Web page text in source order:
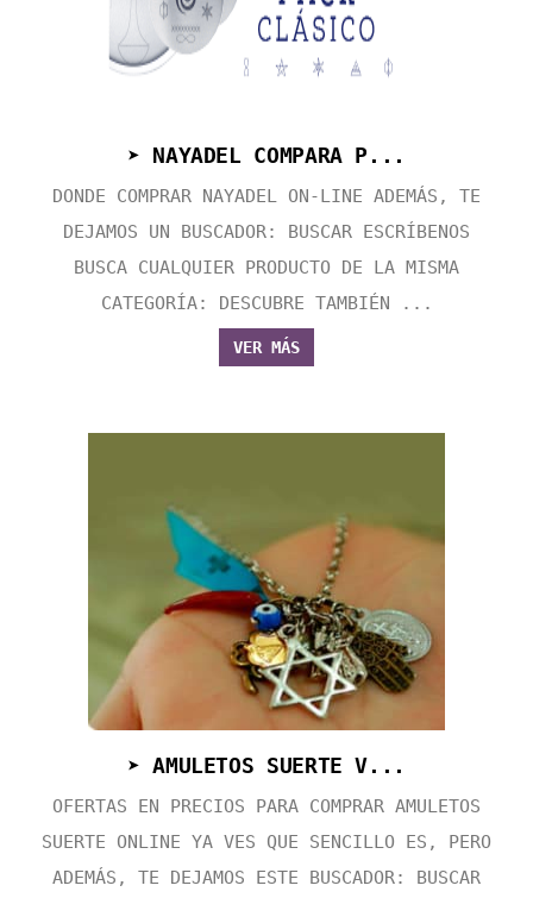
➤ NAYADEL COMPARA P...
DONDE COMPRAR NAYADEL ON-LINE ADEMÁS, TE
DEJAMOS UN BUSCADOR: BUSCAR ESCRÍBENOS
BUSCA CUALQUIER PRODUCTO DE LA MISMA
CATEGORÍA: DESCUBRE TAMBIÉN ...
VER MÁS
➤ AMULETOS SUERTE V...
OFERTAS EN PRECIOS PARA COMPRAR AMULETOS
SUERTE ONLINE YA VES QUE SENCILLO ES, PERO
ADEMÁS, TE DEJAMOS ESTE BUSCADOR: BUSCAR